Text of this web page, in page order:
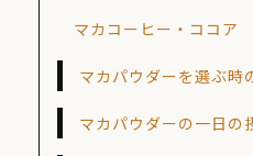
マカコーヒー・ココア
マカパウダーを選ぶ時
マカパウダーの一日の